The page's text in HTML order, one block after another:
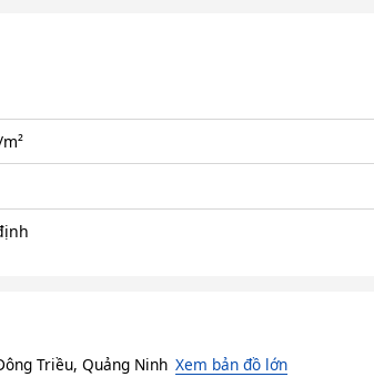
Triều, Quảng Ninh Xem bản đồ lớn